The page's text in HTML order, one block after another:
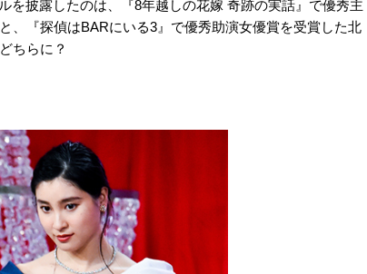
を披露したのは、『8年越しの花嫁 奇跡の実話』で優秀主
、『探偵はBARにいる3』で優秀助演女優賞を受賞した北
ちらに？